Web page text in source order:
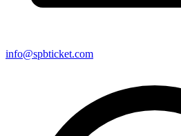
info@spbticket.com